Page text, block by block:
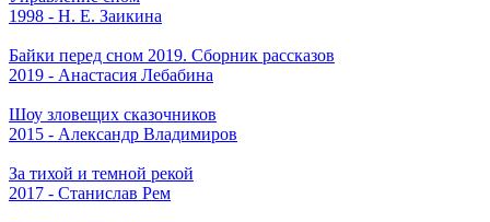
1998 - Н. Е. Заикина
Байки перед сном 2019. Сборник рассказов
2019 - Анастасия Лебабина
Шоу зловещих сказочников
2015 - Александр Владимиров
За тихой и темной рекой
2017 - Станислав Рем